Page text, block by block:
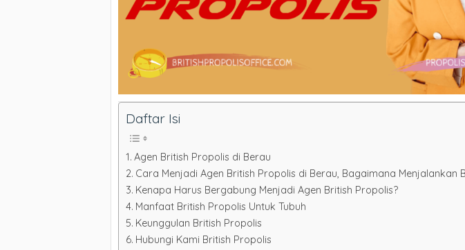
Daftar Isi
Agen British Propolis di Berau
Cara Menjadi Agen British Propolis di Berau, Bagaimana Menjalankan
Kenapa Harus Bergabung Menjadi Agen British Propolis?
Manfaat British Propolis Untuk Tubuh
Keunggulan British Propolis
Hubungi Kami British Propolis